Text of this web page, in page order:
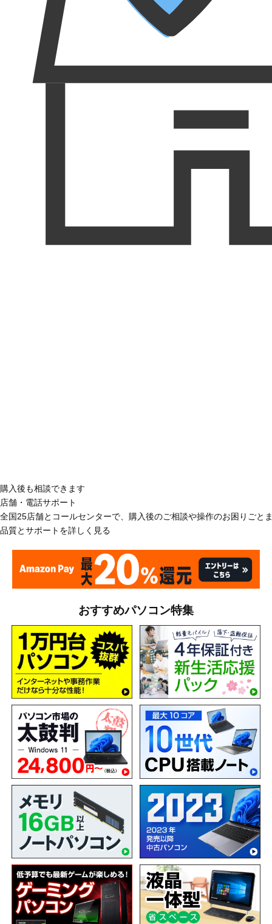
購入後も相談できます
店舗・電話サポート
全国25店舗とコールセンターで、購入後のご相談や操作のお困りごと
品質とサポートを詳しく見る
おすすめパソコン特集